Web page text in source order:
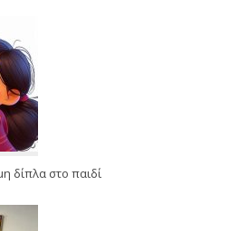
δίπλα στο παιδί